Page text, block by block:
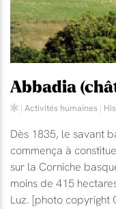
Abbadia
| Activités humaines |
Dès 1835, le savant
commença à
sur la Corniche
moins de 415
Luz. [photo copyright